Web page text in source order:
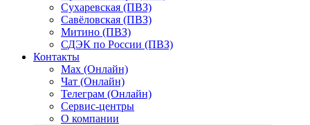
Сухаревская (ПВЗ)
Савёловская (ПВЗ)
Митино (ПВЗ)
СДЭК по России (ПВЗ)
Контакты
Max (Онлайн)
Чат (Онлайн)
Телеграм (Онлайн)
Сервис-центры
О компании